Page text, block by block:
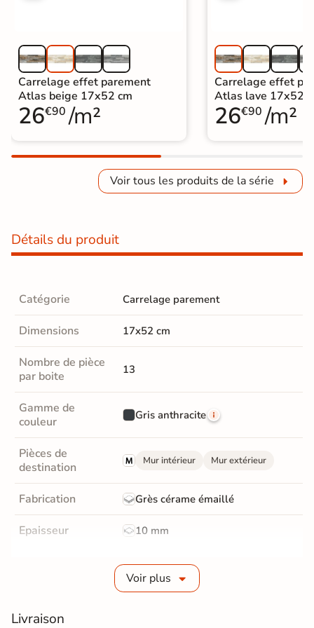
Carrelage effet parement
Atlas beige 17x52 cm
26€90 /m²
Carrelage effet
Atlas lave 17x52
26€90 /m²
Voir tous les produits de la série
Détails du produit
Catégorie Carrelage parement
Dimensions 17x52 cm
Nombre de pièce
par boite
13
Gamme de
couleur
Gris anthracite
Pièces de
destination
Mur intérieur Mur extérieur
Fabrication Grès cérame émaillé
Epaisseur 10 mm
Non
Non-rectifié
Voir plus
Livraison